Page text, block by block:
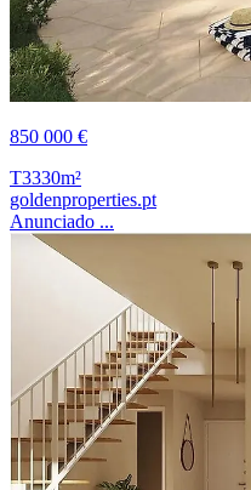
850 000 €
T3330m²
goldenproperties.pt
Anunciado ...